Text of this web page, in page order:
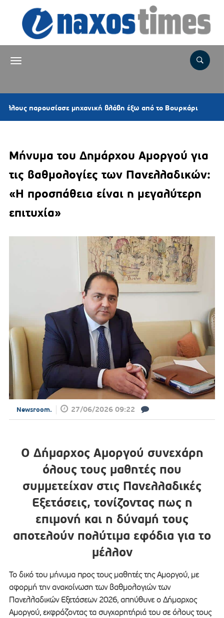
μηχανική βλάβη έξω από το Βουρκάρι 4 ώρες
Μήνυμα του Δημάρχου Αμοργού για
τις βαθμολογίες των Πανελλαδικών:
«Η προσπάθεια είναι η μεγαλύτερη
επιτυχία»
Newsroom. 27/06/2026 09:22
Ο Δήμαρχος Αμοργού συνεχάρη
όλους τους μαθητές που
συμμετείχαν στις Πανελλαδικές
Εξετάσεις, τονίζοντας πως η
επιμονή και η δύναμή τους
αποτελούν πολύτιμα εφόδια για το
μέλλον
Το δικό του μήνυμα προς τους μαθητές της Αμοργού, με
αφορμή την ανακοίνωση των βαθμολογιών των
Πανελλαδικών Εξετάσεων 2026, απηύθυνε ο Δήμαρχος
Αμοργού, εκφράζοντας τα συγχαρητήριά του σε όλους τους